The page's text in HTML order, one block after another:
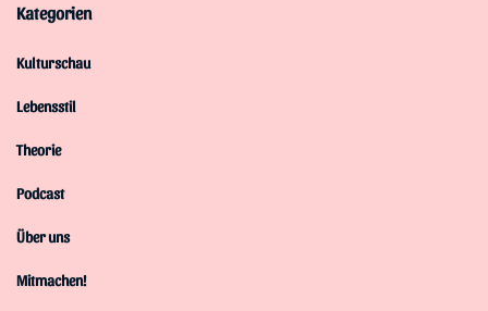
Kategorien
Kulturschau
Lebensstil
Theorie
Podcast
Über uns
Mitmachen!